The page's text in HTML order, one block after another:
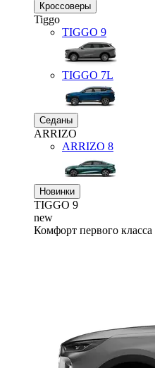
Кроссоверы
Tiggo
TIGGO 9
TIGGO 7L
Седаны
ARRIZO
ARRIZO 8
Новинки
TIGGO 9
new
Комфорт первого класса